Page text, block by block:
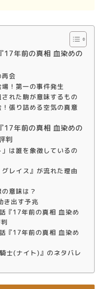
17年前の真相 血染めの
会
！第一の事件発生
れた駒が意味するもの
張り詰める空気の真意
17年前の真相 血染めの
判
は誰を象徴しているの
レイス』が流れた理由
意味は？
き出す予兆
『17年前の真相 血染め
『17年前の真相 血染め
士(ナイト)』のネタバレ